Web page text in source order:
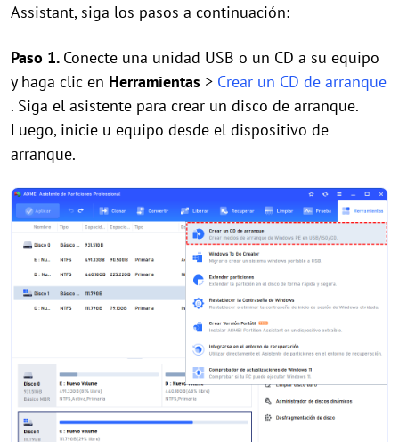
Assistant, siga los pasos a continuación:
Paso 1. Conecte una unidad USB o un CD a su equipo
y haga clic en Herramientas > Crear un CD de arranque
. Siga el asistente para crear un disco de arranque.
Luego, inicie u equipo desde el dispositivo de
arranque.